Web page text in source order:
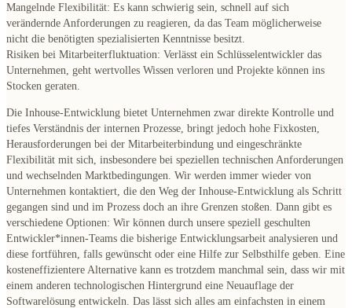
Mangelnde Flexibilität: Es kann schwierig sein, schnell auf sich
verändernde Anforderungen zu reagieren, da das Team möglicherweise
nicht die benötigten spezialisierten Kenntnisse besitzt.
Risiken bei Mitarbeiterfluktuation: Verlässt ein Schlüsselentwickler das
Unternehmen, geht wertvolles Wissen verloren und Projekte können ins
Stocken geraten.
Die Inhouse-Entwicklung bietet Unternehmen zwar direkte Kontrolle und
tiefes Verständnis der internen Prozesse, bringt jedoch hohe Fixkosten,
Herausforderungen bei der Mitarbeiterbindung und eingeschränkte
Flexibilität mit sich, insbesondere bei speziellen technischen Anforderungen
und wechselnden Marktbedingungen. Wir werden immer wieder von
Unternehmen kontaktiert, die den Weg der Inhouse-Entwicklung als Schritt
gegangen sind und im Prozess doch an ihre Grenzen stoßen. Dann gibt es
verschiedene Optionen: Wir können durch unsere speziell geschulten
Entwickler*innen-Teams die bisherige Entwicklungsarbeit analysieren und
diese fortführen, falls gewünscht oder eine Hilfe zur Selbsthilfe geben. Eine
kosteneffizientere Alternative kann es trotzdem manchmal sein, dass wir mit
einem anderen technologischen Hintergrund eine Neuauflage der
Softwarelösung entwickeln. Das lässt sich alles am einfachsten in einem